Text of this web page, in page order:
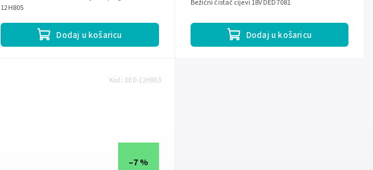
Dodaj u košaricu
12H805
Dodaj u košaricu
Bežični čistač cijevi 18V DED7081
–7 %
Kod: DED-12H803